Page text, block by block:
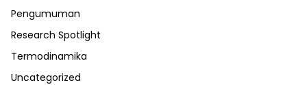
Pengumuman
Research Spotlight
Termodinamika
Uncategorized